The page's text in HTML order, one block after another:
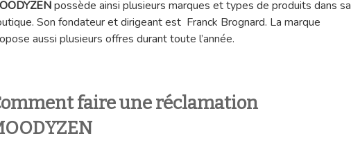
possède ainsi plusieurs marques et types de produits dans sa
Son fondateur et dirigeant est Franck Brognard. La marque
aussi plusieurs offres durant toute l’année.
faire une réclamation